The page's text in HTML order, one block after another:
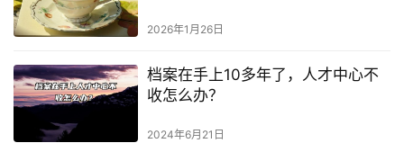
2026年1月26日
档案在手上10多年了，人才中心不
收怎么办？
2024年6月21日